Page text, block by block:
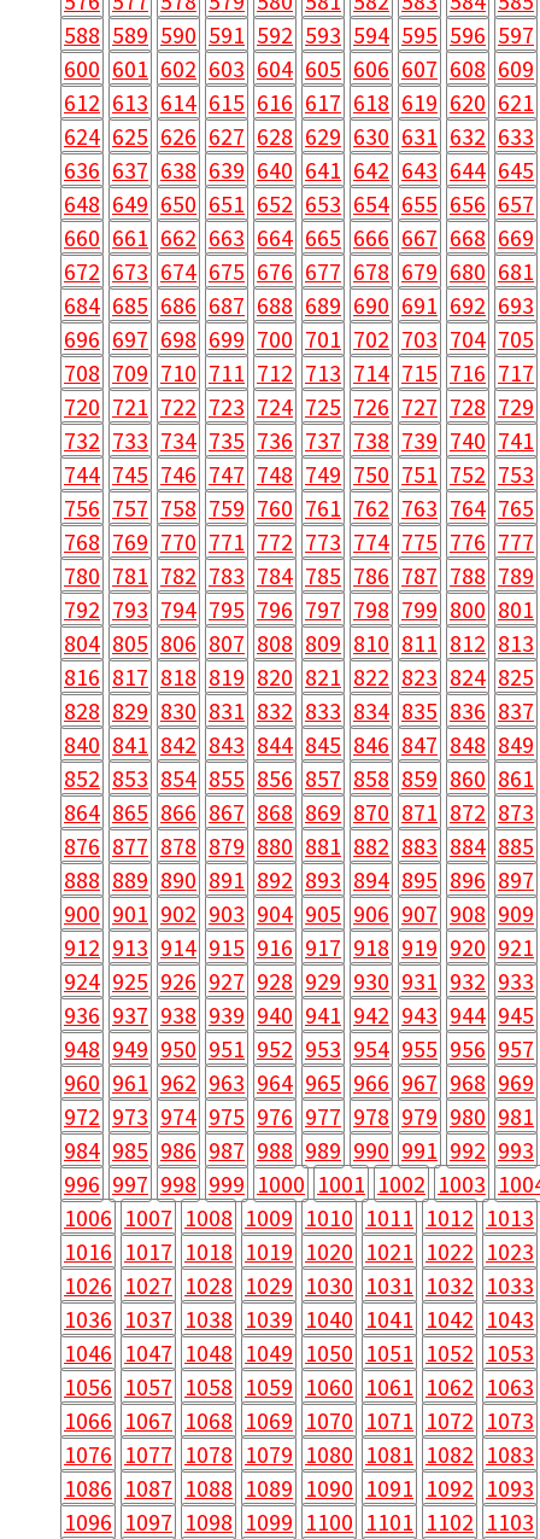
588 589 590 591 592 593 594 595 596 597
600 601 602 603 604 605 606 607 608 609
612 613 614 615 616 617 618 619 620 621
624 625 626 627 628 629 630 631 632 633
636 637 638 639 640 641 642 643 644 645
648 649 650 651 652 653 654 655 656 657
660 661 662 663 664 665 666 667 668 669
672 673 674 675 676 677 678 679 680 681
684 685 686 687 688 689 690 691 692 693
696 697 698 699 700 701 702 703 704 705
708 709 710 711 712 713 714 715 716 717
720 721 722 723 724 725 726 727 728 729
732 733 734 735 736 737 738 739 740 741
744 745 746 747 748 749 750 751 752 753
756 757 758 759 760 761 762 763 764 765
768 769 770 771 772 773 774 775 776 777
780 781 782 783 784 785 786 787 788 789
792 793 794 795 796 797 798 799 800 801
804 805 806 807 808 809 810 811 812 813
816 817 818 819 820 821 822 823 824 825
828 829 830 831 832 833 834 835 836 837
840 841 842 843 844 845 846 847 848 849
852 853 854 855 856 857 858 859 860 861
864 865 866 867 868 869 870 871 872 873
876 877 878 879 880 881 882 883 884 885
888 889 890 891 892 893 894 895 896 897
900 901 902 903 904 905 906 907 908 909
912 913 914 915 916 917 918 919 920 921
924 925 926 927 928 929 930 931 932 933
936 937 938 939 940 941 942 943 944 945
948 949 950 951 952 953 954 955 956 957
960 961 962 963 964 965 966 967 968 969
972 973 974 975 976 977 978 979 980 981
984 985 986 987 988 989 990 991 992 993
996 997 998 999 1000 1001 1002 1003
1006 1007 1008 1009 1010 1011 1012 1013
1016 1017 1018 1019 1020 1021 1022 1023
1026 1027 1028 1029 1030 1031 1032 1033
1036 1037 1038 1039 1040 1041 1042 1043
1046 1047 1048 1049 1050 1051 1052 1053
1056 1057 1058 1059 1060 1061 1062 1063
1066 1067 1068 1069 1070 1071 1072 1073
1076 1077 1078 1079 1080 1081 1082 1083
1086 1087 1088 1089 1090 1091 1092 1093
1096 1097 1098 1099 1100 1101 1102 1103